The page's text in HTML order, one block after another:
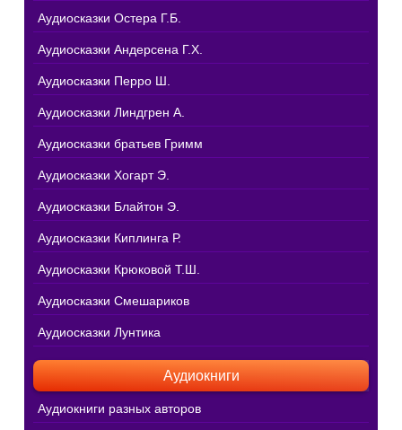
Аудиосказки Остера Г.Б.
Аудиосказки Андерсена Г.Х.
Аудиосказки Перро Ш.
Аудиосказки Линдгрен А.
Аудиосказки братьев Гримм
Аудиосказки Хогарт Э.
Аудиосказки Блайтон Э.
Аудиосказки Киплинга Р.
Аудиосказки Крюковой Т.Ш.
Аудиосказки Смешариков
Аудиосказки Лунтика
Аудиокниги
Аудиокниги разных авторов